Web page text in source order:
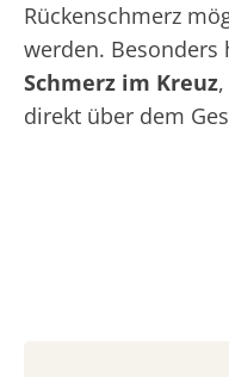
Rückenschmerz
werden.
Schmerz im Kreuz
direkt über dem